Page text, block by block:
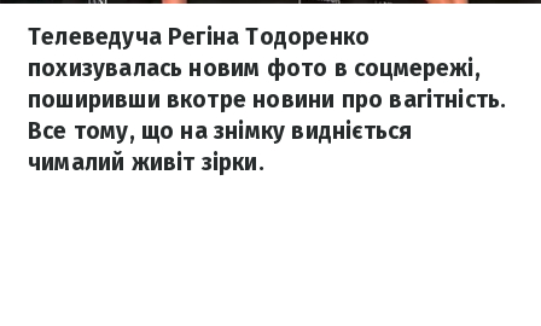
Телеведуча Регіна Тодоренко
похизувалась новим фото в соцмережі,
поширивши вкотре новини про вагітність.
Все тому, що на знімку видніється
чималий живіт зірки.